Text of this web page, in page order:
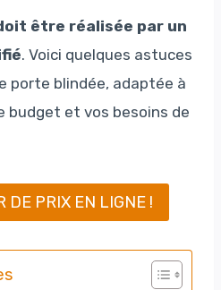
être réalisée par un
. Voici quelques astuces
porte blindée, adaptée à
budget et vos besoins de
DE PRIX EN LIGNE !